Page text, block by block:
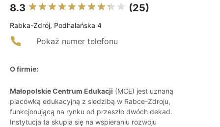
8.3 (25)
Rabka-Zdrój, Podhalańska 4
Pokaż numer telefonu
O firmie:
Małopolskie Centrum Edukacji (MCE) jest uznaną
placówką edukacyjną z siedzibą w Rabce-Zdroju,
funkcjonującą na rynku od przeszło dwóch dekad.
Instytucja ta skupia się na wspieraniu rozwoju